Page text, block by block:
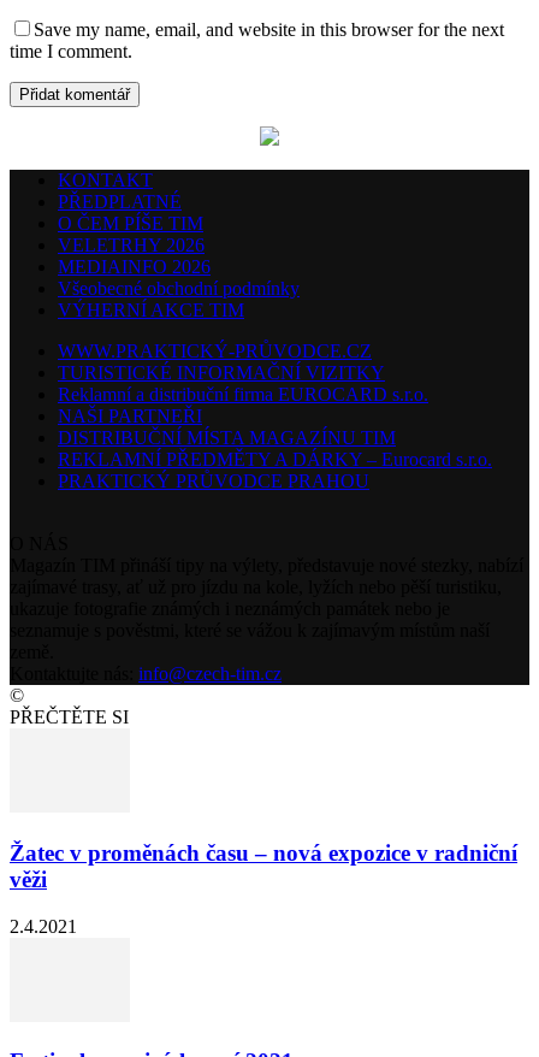
Save my name, email, and website in this browser for the next
time I comment.
KONTAKT
PŘEDPLATNÉ
O ČEM PÍŠE TIM
VELETRHY 2026
MEDIAINFO 2026
Všeobecné obchodní podmínky
VÝHERNÍ AKCE TIM
WWW.PRAKTICKÝ-PRŮVODCE.CZ
TURISTICKÉ INFORMAČNÍ VIZITKY
Reklamní a distribuční firma EUROCARD s.r.o.
NAŠI PARTNEŘI
DISTRIBUČNÍ MÍSTA MAGAZÍNU TIM
REKLAMNÍ PŘEDMĚTY A DÁRKY – Eurocard s.r.o.
PRAKTICKÝ PRŮVODCE PRAHOU
info@czech-tim.cz
©
PŘEČTĚTE SI
Žatec v proměnách času – nová expozice v radniční
věži
2.4.2021